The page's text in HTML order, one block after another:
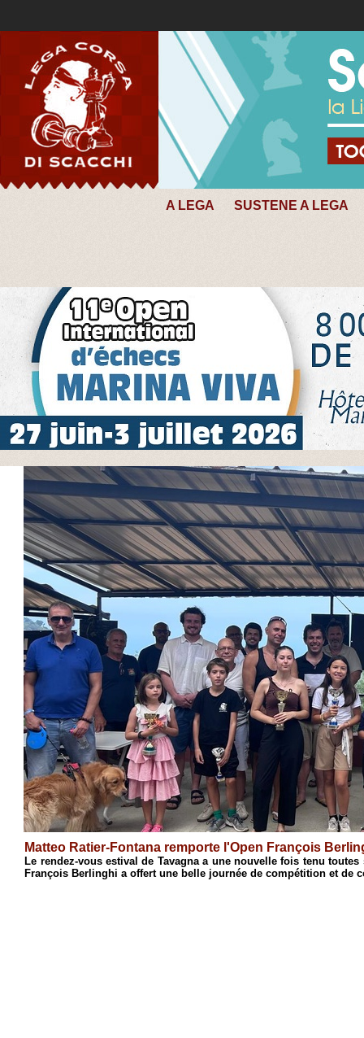
A LEGA SUSTENE A LEGA
Talasani par le Club d'Échecs de Casinca, le 18e Open
nette...
Antoine
Après
s'est